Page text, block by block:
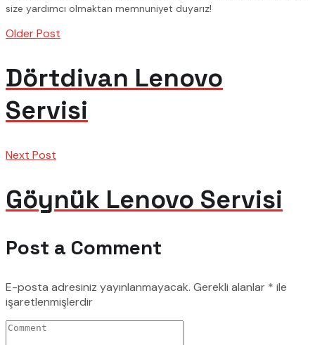
size yardımcı olmaktan memnuniyet duyarız!
Older Post
Dörtdivan Lenovo
Servisi
Next Post
Göynük Lenovo Servisi
Post a Comment
E-posta adresiniz yayınlanmayacak. Gerekli alanlar * ile
işaretlenmişlerdir